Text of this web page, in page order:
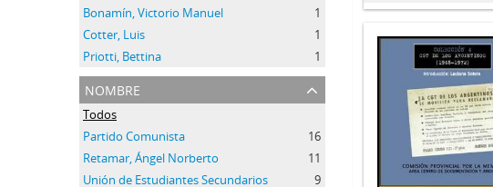
Bonamín, Victorio Manuel
1
Cotter, Luis
1
Priotti, Bettina
1
nombre
Todos
Partido Comunista
16
Retamar, Ángel Norberto
11
Unión de Estudiantes Secundarios
9